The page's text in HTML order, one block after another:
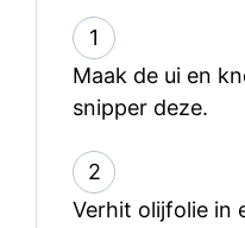
1
Maak de ui en
snipper deze.
2
Verhit olijfolie in